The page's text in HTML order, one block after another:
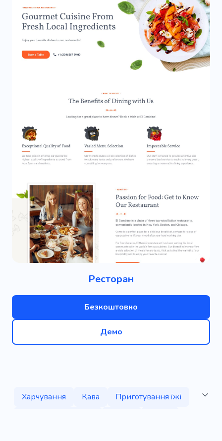
Ресторан
Безкоштовно
Демо
Харчування Кава
Приготування їжі